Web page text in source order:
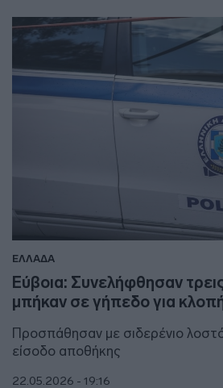
ΕΛΛΑΔΑ
Εύβοια: Συνελήφθησαν
μπήκαν σε γήπεδο για
Προσπάθησαν με σιδερένιο
είσοδο αποθήκης
22.05.2026 - 19:16